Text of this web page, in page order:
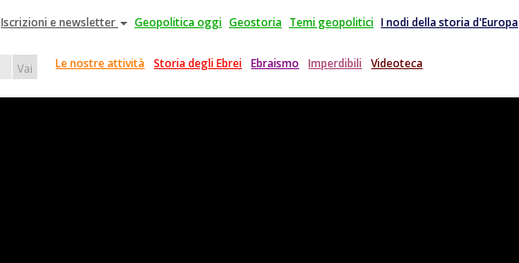
Iscrizioni e newsletter Geopolitica oggi Geostoria Temi geopolitici I nodi della storia d'Europa
Vai Le nostre attività Storia degli Ebrei Ebraismo Imperdibili Videoteca